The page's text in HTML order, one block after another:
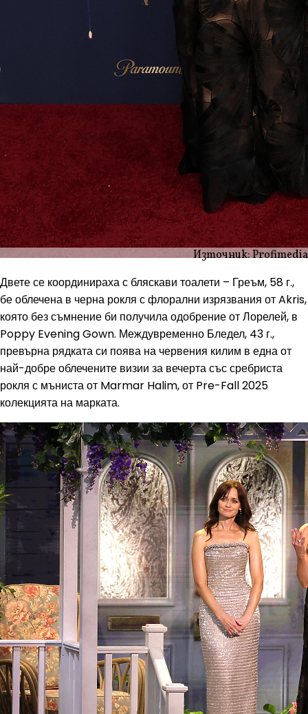
Източник: Profimedia
Двете се координираха с бляскави тоалети – Греъм, 58 г.,
бе облечена в черна рокля с флорални изрязвания от Akris,
която без съмнение би получила одобрение от Лорелей, в
Poppy Evening Gown. Междувременно Бледел, 43 г.,
превърна рядката си поява на червения килим в една от
най-добре облечените визии за вечерта със сребриста
рокля с мъниста от Marmar Halim, от Pre-Fall 2025
колекцията на марката.